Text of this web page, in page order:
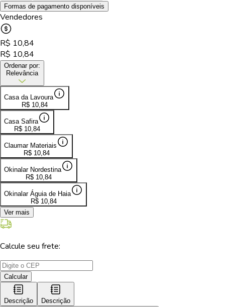
Formas de pagamento disponíveis
Vendedores
R$ 10,84
R$ 10,84
Ordenar por:
Relevância
Casa da Lavoura
R$ 10,84
Casa Safira
R$ 10,84
Claumar Materiais
R$ 10,84
Okinalar Nordestina
R$ 10,84
Okinalar Águia de Haia
R$ 10,84
Ver mais
Calcule seu frete:
Calcular
Descrição Descrição